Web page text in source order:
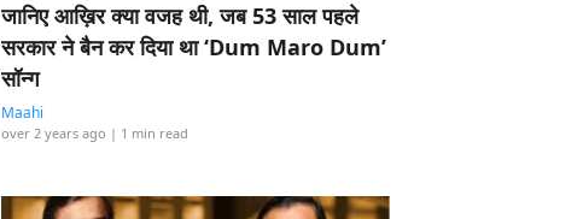
जानिए आख़िर क्या वजह थी, जब 53 साल पहले
सरकार ने बैन कर दिया था ‘Dum Maro Dum’
सॉन्ग
Maahi
over 2 years ago | 1 min read